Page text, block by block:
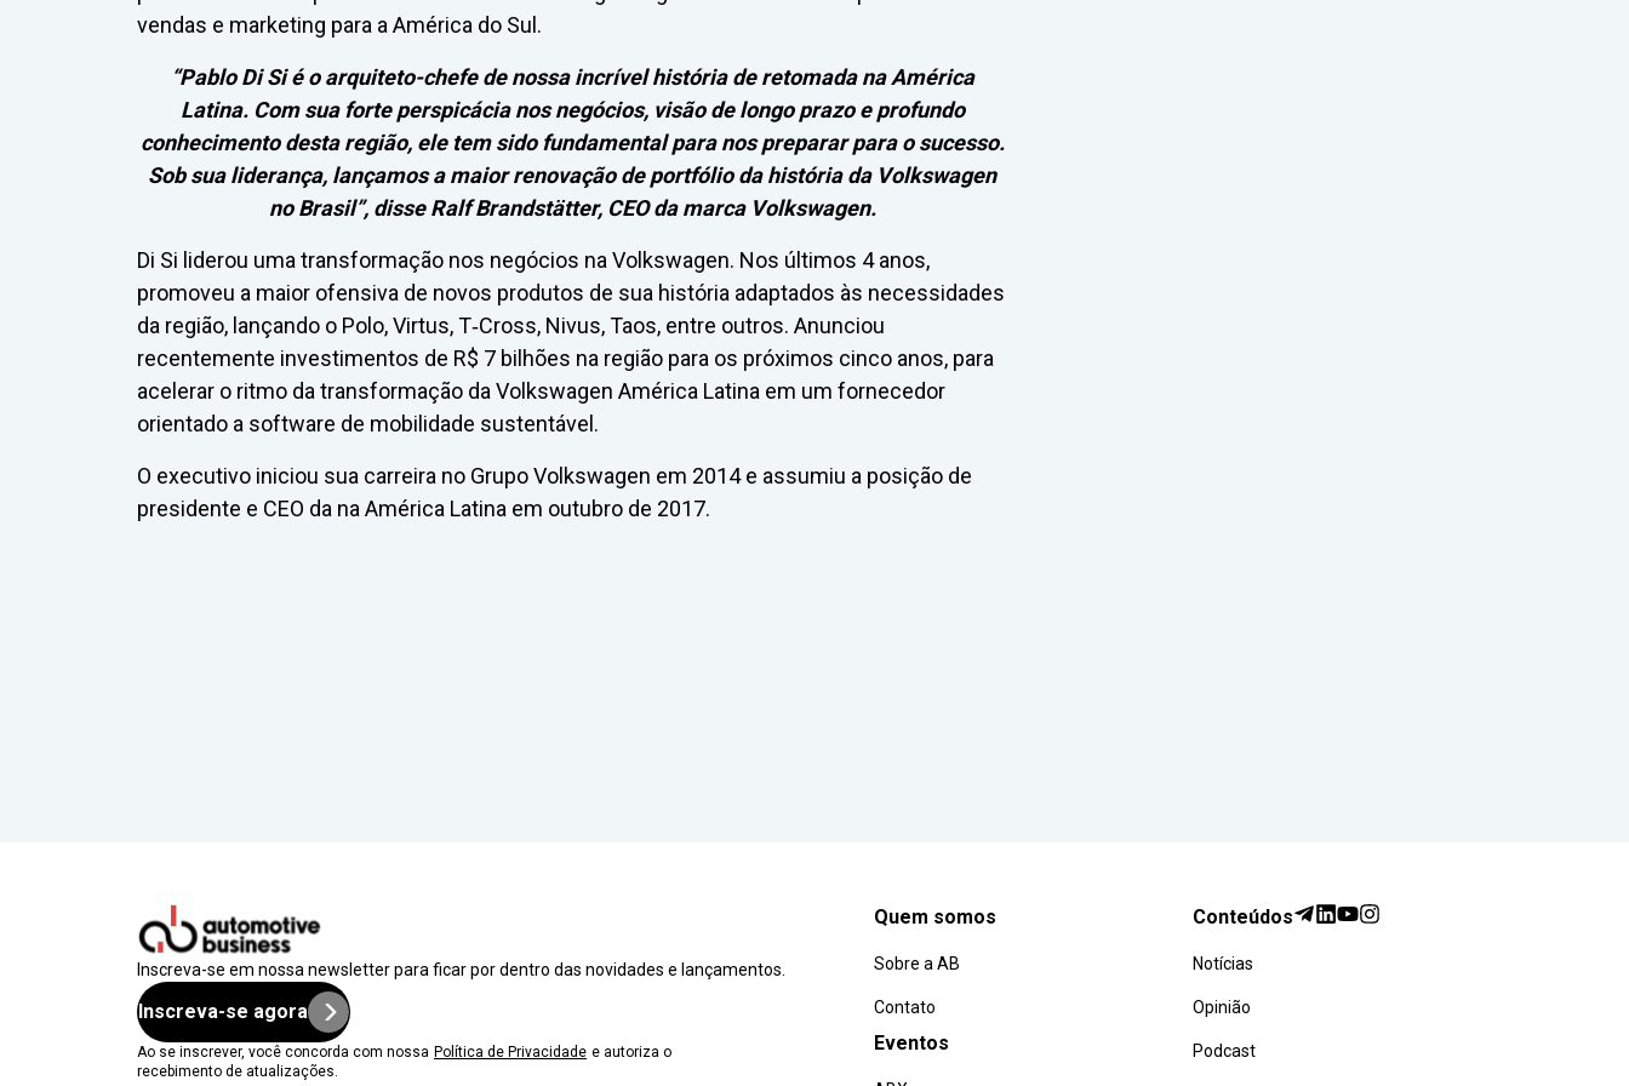
vendas e marketing para a América do Sul.
“Pablo Di Si é o arquiteto-chefe de nossa incrível história de retomada na América
Latina. Com sua forte perspicácia nos negócios, visão de longo prazo e profundo
conhecimento desta região, ele tem sido fundamental para nos preparar para o sucesso.
Sob sua liderança, lançamos a maior renovação de portfólio da história da Volkswagen
no Brasil”, disse Ralf Brandstätter, CEO da marca Volkswagen.
Di Si liderou uma transformação nos negócios na Volkswagen. Nos últimos 4 anos,
promoveu a maior ofensiva de novos produtos de sua história adaptados às necessidades
da região, lançando o Polo, Virtus, T‑Cross, Nivus, Taos, entre outros. Anunciou
recentemente investimentos de R$ 7 bilhões na região para os próximos cinco anos, para
acelerar o ritmo da transformação da Volkswagen América Latina em um fornecedor
orientado a software de mobilidade sustentável.
O executivo iniciou sua carreira no Grupo Volkswagen em 2014 e assumiu a posição de
presidente e CEO da na América Latina em outubro de 2017.
Inscreva-se em nossa newsletter para ficar por dentro das novidades e lançamentos.
Inscreva-se agora
Ao se inscrever, você concorda com nossa Política de Privacidade e autoriza o
recebimento de atualizações.
Quem somos
Sobre a AB
Contato
Eventos
Conteúdos
Notícias
Opinião
Podcast